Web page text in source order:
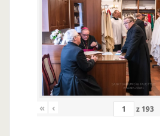
« ‹ z 193